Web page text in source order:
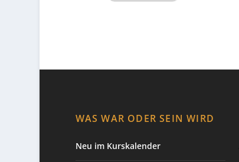
WAS WAR ODER SEIN WIRD
Neu im Kurskalender